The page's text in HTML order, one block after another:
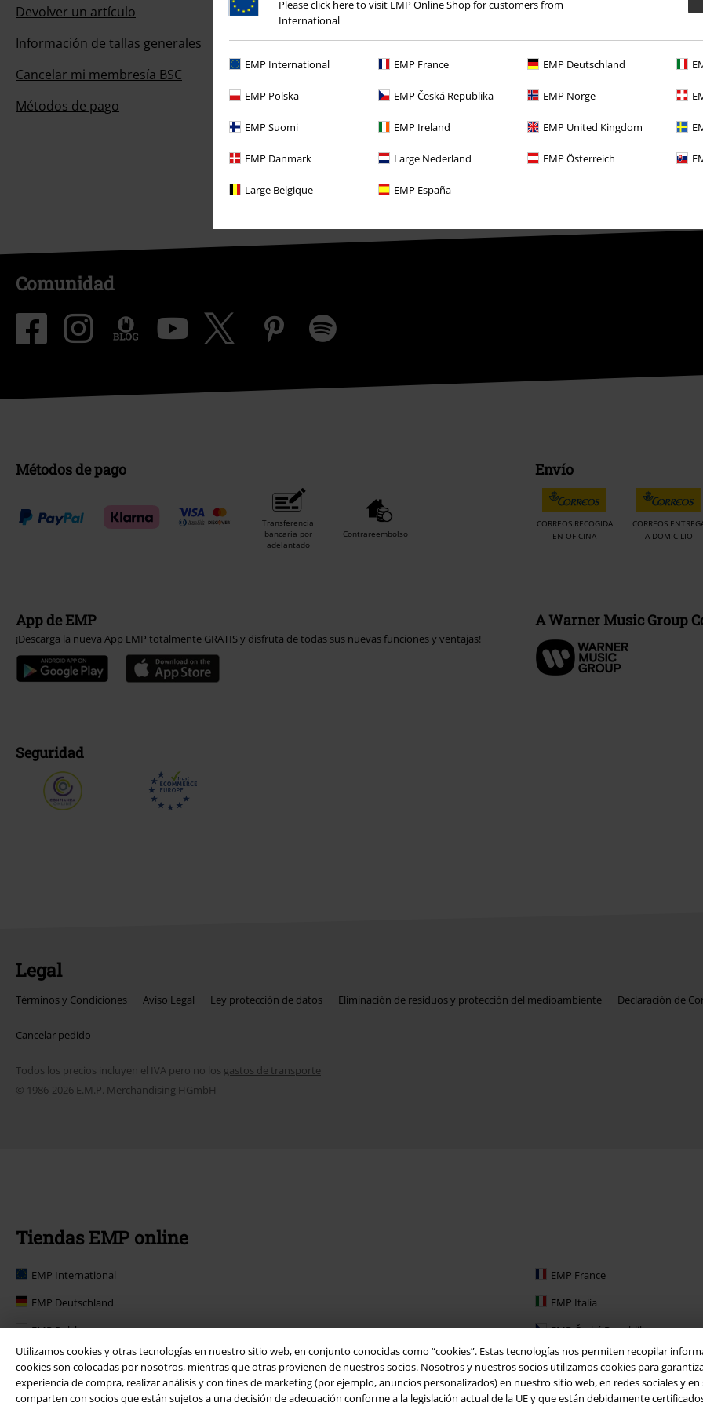
Please click here to visit EMP Online Shop for customers from
International
EMP International EMP France EMP Deutschland
EMP Polska EMP Česká Republika EMP Norge
EMP Suomi EMP Ireland EMP United Kingdom
EMP Danmark Large Nederland EMP Österreich
Large Belgique EMP España
Utilizamos cookies y otras tecnologías en nuestro sitio web, en conjunto conocidas como “cookies”. Estas tecnologías nos permiten recopilar
cookies son colocadas por nosotros, mientras que otras provienen de nuestros socios. Nosotros y nuestros socios utilizamos cookies para
experiencia de compra, realizar análisis y con fines de marketing (por ejemplo, anuncios personalizados) en nuestro sitio web, en redes sociales y
comparten con socios que están sujetos a una decisión de adecuación conforme a la legislación actual de la UE y que están debidamente
Devolver un artículo
Información de tallas generales
Cancelar mi membresía BSC
Métodos de pago
Descuento para estudiantes
EMP Backstage Club
Comunidad
Métodos de pago
Transferencia
bancaria por
adelantado
Contrareembolso
Envío
CORREOS RECOGIDA
EN OFICINA
CORREOS
A DOMICILIO
App de EMP
¡Descarga la nueva App EMP totalmente GRATIS y disfruta de todas sus nuevas funciones y ventajas!
A Warner Music Group
Seguridad
Legal
Términos y Condiciones Aviso Legal Ley protección de datos Eliminación de residuos y protección del medioambiente Declaración de
Cancelar pedido
Todos los precios incluyen el IVA pero no los gastos de transporte
© 1986-2026 E.M.P. Merchandising HGmbH
Tiendas EMP online
EMP International
EMP France
EMP Deutschland
EMP Italia
EMP Polska
EMP Česká Republika
EMP Norge
EMP Schweiz
EMP Suomi
EMP Ireland